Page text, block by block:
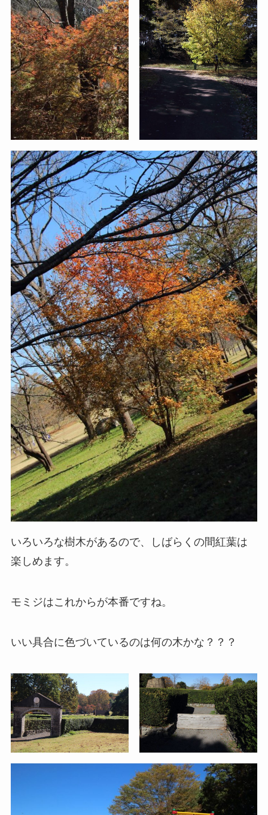
いろいろな樹木があるので、しばらくの間紅葉は
楽しめます。
モミジはこれからが本番ですね。
いい具合に色づいているのは何の木かな？？？